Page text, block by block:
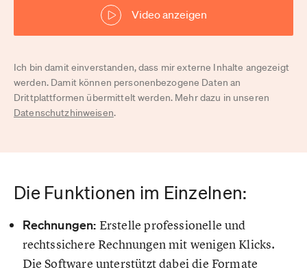
Video anzeigen
Ich bin damit einverstanden, dass mir externe Inhalte angezeigt
werden. Damit können personenbezogene Daten an
Drittplattformen übermittelt werden. Mehr dazu in unseren
Datenschutzhinweisen.
Die Funktionen im Einzelnen:
Rechnungen: Erstelle professionelle und
rechtssichere Rechnungen mit wenigen Klicks.
Die Software unterstützt dabei die Formate